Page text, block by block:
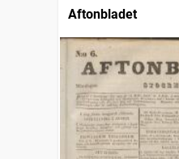
Aftonbladet